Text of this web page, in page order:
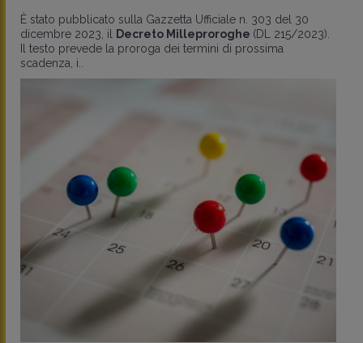
È stato pubblicato sulla Gazzetta Ufficiale n. 303 del 30
dicembre 2023, ilDecreto Milleproroghe (DL 215/2023).
Il testo prevede la proroga dei termini di prossima
scadenza, i..